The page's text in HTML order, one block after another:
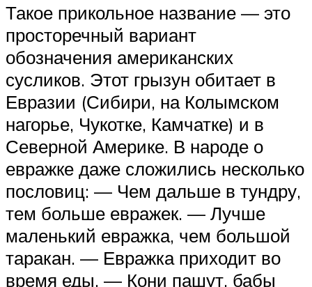
Такое прикольное название — это
просторечный вариант
обозначения американских
сусликов. Этот грызун обитает в
Евразии (Сибири, на Колымском
нагорье, Чукотке, Камчатке) и в
Северной Америке. В народе о
евражке даже сложились несколько
пословиц: — Чем дальше в тундру,
тем больше евражек. — Лучше
маленький евражка, чем большой
таракан. — Евражка приходит во
время еды. — Кони пашут, бабы